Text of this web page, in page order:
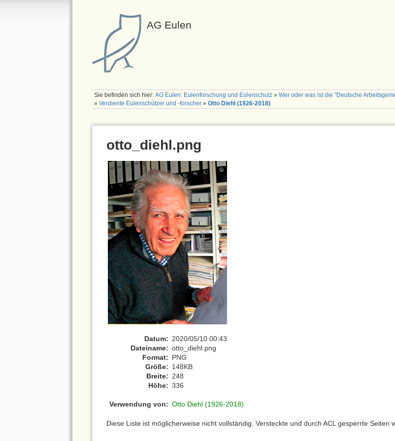
AG Eulen
Sie befinden sich hier:AG Eulen: Eulenforschung und Eulenschutz »Wer oder was ist die "Deutsche
»Verdiente Eulenschützer und -forscher »Otto Diehl (1926-2018)
otto_diehl.png
Datum: 2020/05/10 00:43
Dateiname: otto_diehl.png
Format: PNG
Größe: 148KB
Breite: 248
Höhe: 336
Verwendung von: Otto Diehl (1926-2018)
Diese Liste ist möglicherweise nicht vollständig. Versteckte und durch ACL gesperrte Seiten